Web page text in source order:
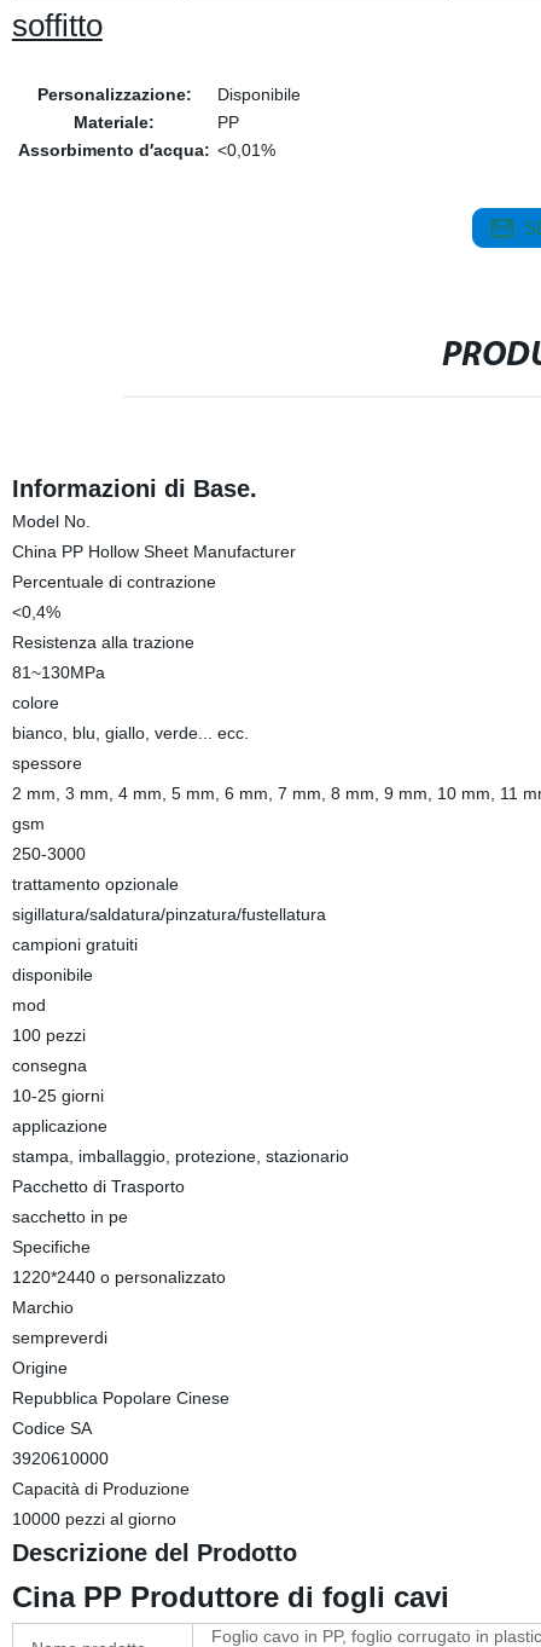
soffitto
Personalizzazione:
Disponibile
Materiale:
PP
Assorbimento d′acqua: <0,01%
Informazioni di Base.
Model No.
China PP Hollow Sheet Manufacturer
Percentuale di contrazione
<0,4%
Resistenza alla trazione
81~130MPa
colore
bianco, blu, giallo, verde... ecc.
spessore
2 mm, 3 mm, 4 mm, 5 mm, 6 mm, 7 mm, 8 mm, 9 mm, 10 mm, 11
gsm
250-3000
trattamento opzionale
sigillatura/saldatura/pinzatura/fustellatura
campioni gratuiti
disponibile
mod
100 pezzi
consegna
10-25 giorni
applicazione
stampa, imballaggio, protezione, stazionario
Pacchetto di Trasporto
sacchetto in pe
Specifiche
1220*2440 o personalizzato
Marchio
sempreverdi
Origine
Repubblica Popolare Cinese
Codice SA
3920610000
Capacità di Produzione
10000 pezzi al giorno
Descrizione del Prodotto
Cina PP Produttore di fogli cavi
Foglio cavo in PP, foglio corrugato in